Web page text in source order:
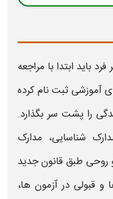
فرد باید ابتدا با مراجعه
آموزشی ثبت‌ نام کرده
را پشت سر بگذارد.
شناسایی، مدارک
روحی طبق قانون جدید
و قبولی در آزمون‌ ها،